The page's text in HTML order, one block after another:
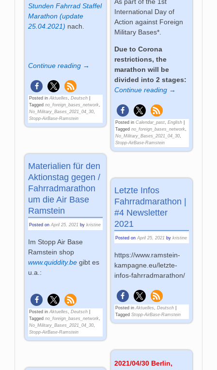
International Day of
Action against Foreign
Military Bases*.
Due to Corona
restrictions, the
marathon will be
divided into 2 stages:
Continue reading →
Posted in Calendar_past, English|
Tagged no_foreign_bases_network,
No_Military_Bases_2021_04_30,
Stopp-AirBase-Ramstein
Stunden Fahrrad Staffel
Marathon (update
25.04.2021) nach.
Continue reading →
Posted in Aktuelles ,Deutsch
Tagged no_foreign_bases_network
No_Military_Bases_2021_04_30
Stopp-AirBase-Ramstein
Materialien für den
Aktionstag gegen /
Fahrradmarathon
um die Air Base
Ramstein
Posted onApril 25, 2021 bykristine
Im Stopp Air Base
Ramstein shop
www.quiddity.be gibt es
u.a.:
Posted in Aktuelles,Deutsch
Tagged no_foreign_bases_network,
No_Military_Bases_2021_04_30,
Stopp-AirBase-Ramstein
Letzte Infos
Fahrradmarathon |
#4 Newsletter
2021
Posted on April 25, 2021 by kristine
https://www.ramstein-
kampagne.eu/letzte-
infos-fahrradmarathon/
Posted in Aktuelles, Deutsch|
Tagged Stopp-AirBase-Ramstein
2021/04/30 Berlin,